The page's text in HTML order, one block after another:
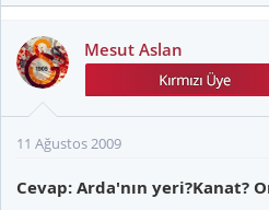
Mesut Aslan
11 Ağustos 2009
Cevap: Arda'nın yeri?Kanat?